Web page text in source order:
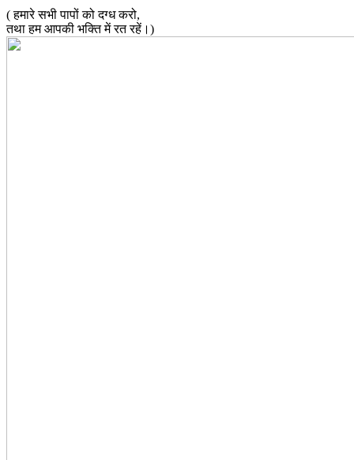
( हमारे सभी पापों को दग्ध करो,
तथा हम आपकी भक्ति में रत रहें।)